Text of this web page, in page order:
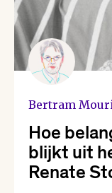
Bertram
Hoe
blijkt uit
Renate